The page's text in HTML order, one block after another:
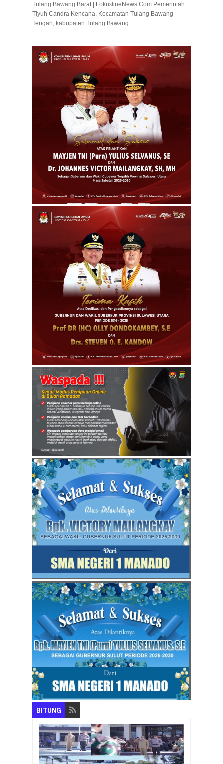
RESES II DPRD SULUT, ROYKE
Aug 03, 2026
Tulang Bawang Barat | FokuslineNews.Com Pemerintah
Tiyuh Candra Kencana, Kecamatan Tulang Bawang
Tengah, kabupaten Tulang Bawang...
BITUNG